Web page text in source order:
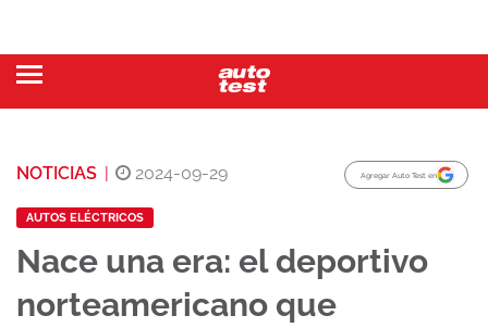
NOTICIAS | 2024-09-29 Agregar Auto Test en
AUTOS ELÉCTRICOS
Nace una era: el deportivo
norteamericano que